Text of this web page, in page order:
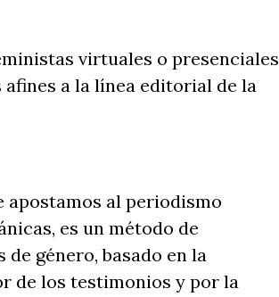
virtuales o presenciales
a la línea editorial de la
apostamos al periodismo
es un método de
género, basado en la
de los testimonios y por la